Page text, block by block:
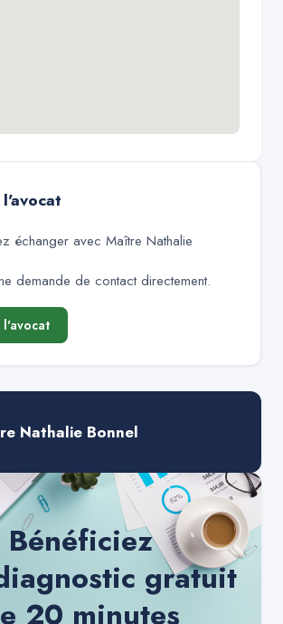
échanger avec Maître Nathalie
demande de contact directement.
l'avocat
Nathalie Bonnel
Bénéficiez
gratuit
20 minutes